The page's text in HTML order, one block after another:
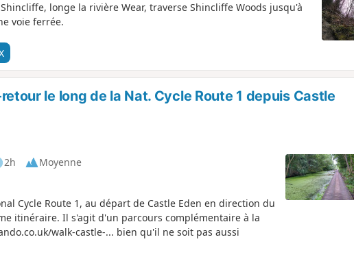
longe la rivière Wear, traverse Shincliffe Woods jusqu'à
voie ferrée.
le long de la Nat. Cycle Route 1 depuis Castle
2h
Moyenne
Cycle Route 1, au départ de Castle Eden en direction du
itinéraire. Il s'agit d'un parcours complémentaire à la
walk-castle-... bien qu'il ne soit pas aussi